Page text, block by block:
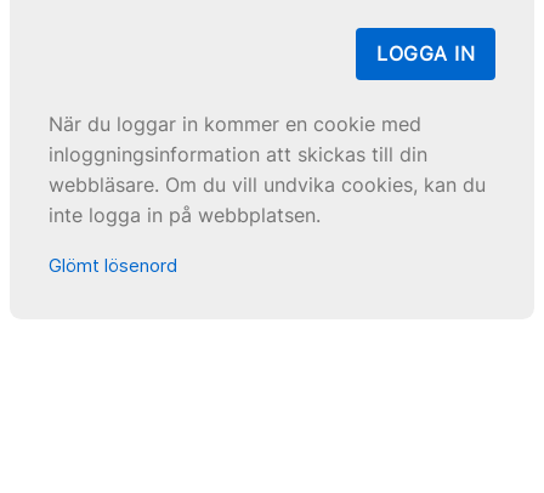
LOGGA IN
När du loggar in kommer en cookie med
inloggningsinformation att skickas till din
webbläsare. Om du vill undvika cookies, kan du
inte logga in på webbplatsen.
Glömt lösenord